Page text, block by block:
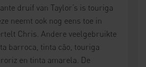
druif van Taylor’s is touriga
neemt ook nog eens toe in
Chris. Andere veelgebruikte
barroca, tinta cão, touriga
en tinta amarela. De